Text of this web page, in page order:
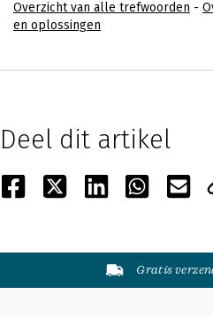
Overzicht van alle trefwoorden -
en oplossingen
Deel dit artikel
Gratis